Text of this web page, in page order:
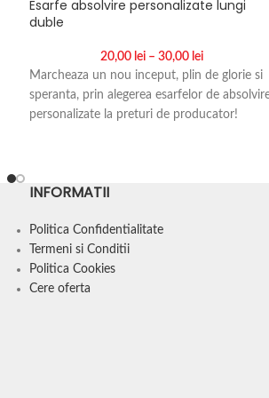
Esarfe absolvire personalizate lungi
duble
20,00 lei – 30,00 lei
Marcheaza un nou inceput, plin de glorie si
speranta, prin alegerea esarfelor de
personalizate la preturi de producator!
trece intr-o noua etapa in viata lor.
Dimensiuni: 150 cm lungime, 12-12.5 cm
latime.
INFORMATII
Politica Confidentialitate
Termeni si Conditii
Politica Cookies
Cere oferta